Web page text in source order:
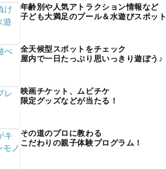
年齢別や人気アトラクション情報など
子ども大満足のプール＆水遊びスポット
全天候型スポットをチェック
屋内で一日たっぷり思いっきり遊ぼう♪
映画チケット、ムビチケ
限定グッズなどが当たる！
その道のプロに教わる
こだわりの親子体験プログラム！